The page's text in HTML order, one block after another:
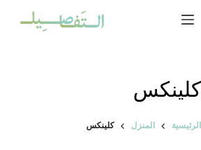
إلى
كلينكس
الرئيسية المنزل كلينكس